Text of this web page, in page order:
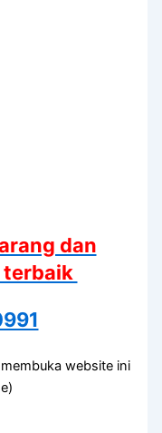
dan
terbaik
website ini